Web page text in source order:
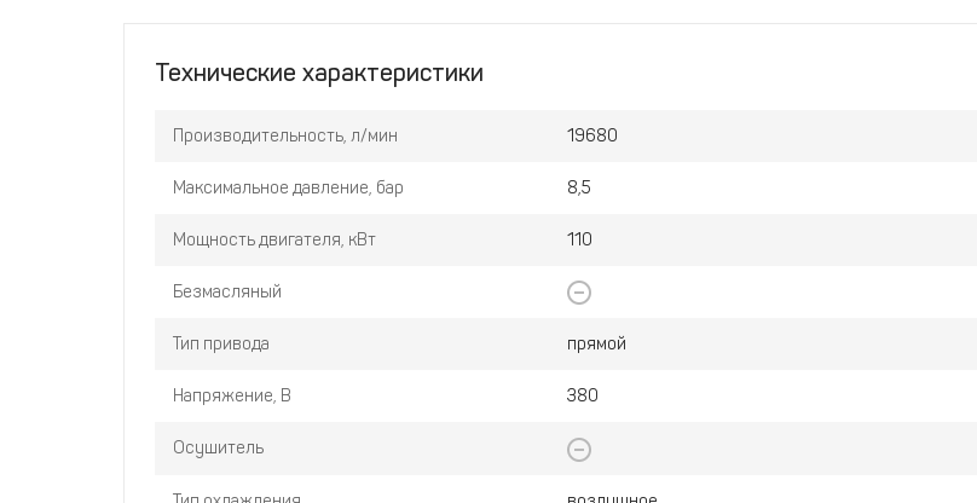
Технические характеристики
Производительность, л/мин 19680
Максимальное давление, бар 8,5
Мощность двигателя, кВт 110
Безмасляный
Тип привода прямой
Напряжение, В 380
Осушитель